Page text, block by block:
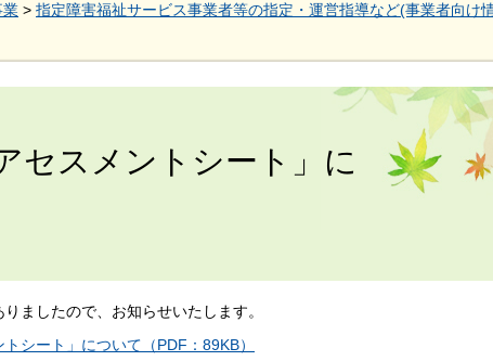
業 > 指定障害福祉サービス事業者等の指定・運営指導など(事業者向け情
セスメントシート」に
ましたので、お知らせいたします。
シート」について（PDF：89KB）